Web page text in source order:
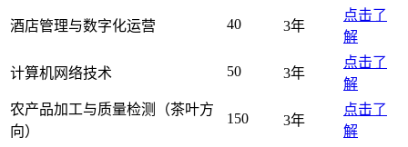
酒店管理与数字化运营 40 3年
点击了
解
计算机网络技术 50 3年
点击了
解
农产品加工与质量检测（茶叶方
向）
150 3年
点击了
解